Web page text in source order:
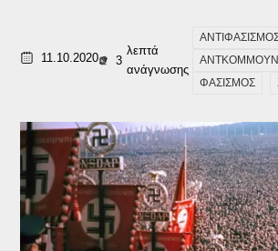
11.10.2020 3
λεπτά
ανάγνωσης
ΦΑΣΙΣΜΟΣ